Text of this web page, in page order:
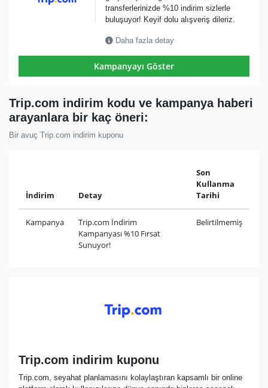
transferlerinizde %10 indirim sizlerle
buluşuyor! Keyif dolu alışveriş dileriz.
Daha fazla detay
Kampanyayı Göster
Trip.com indirim kodu ve kampanya haberi
arayanlara bir kaç öneri:
Bir avuç Trip.com indirim kuponu
İndirim Detay
Son
Kullanma
Tarihi
Kampanya
Trip.com İndirim
Kampanyası %10 Fırsat
Sunuyor!
Belirtilmemiş
Trip.com indirim kuponu
Trip.com, seyahat planlamasını kolaylaştıran kapsamlı bir online